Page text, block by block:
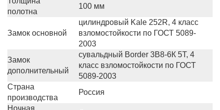
полотна
100 мм
Замок основной
цилиндровый Kale 252R, 4 класс
взломостойкости по ГОСТ 5089-
2003
Замок
дополнительный
сувальдный Border 3В8-6К 5Т, 4
класс взломостойкости по ГОСТ
5089-2003
Страна
производства
Россия
Ночная